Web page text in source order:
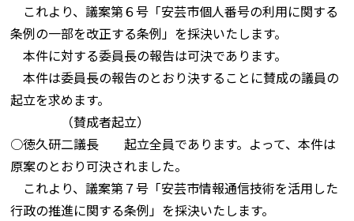
これより、議案第６号「安芸市個人番号の利用に関する
条例の一部を改正する条例」を採決いたします。
本件に対する委員長の報告は可決であります。
本件は委員長の報告のとおり決することに賛成の議員の
起立を求めます。
（賛成者起立）
○徳久研二議長 起立全員であります。よって、本件は
原案のとおり可決されました。
これより、議案第７号「安芸市情報通信技術を活用した
行政の推進に関する条例」を採決いたします。